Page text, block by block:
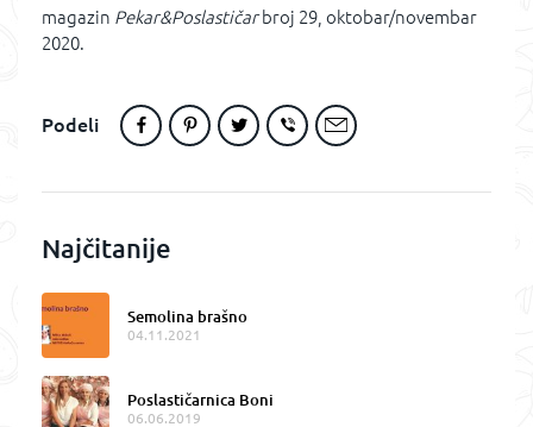
magazin Pekar&Poslastičarbroj 29, oktobar/novembar
2020.
Podeli
Najčitanije
Semolina brašno
04.11.2021
Poslastičarnica Boni
06.06.2019